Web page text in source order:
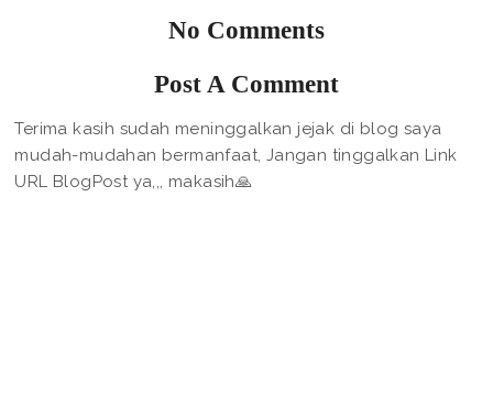
No Comments
Post A Comment
Terima kasih sudah meninggalkan jejak di blog saya
mudah-mudahan bermanfaat, Jangan tinggalkan Link
URL BlogPost ya,,, makasih🙏